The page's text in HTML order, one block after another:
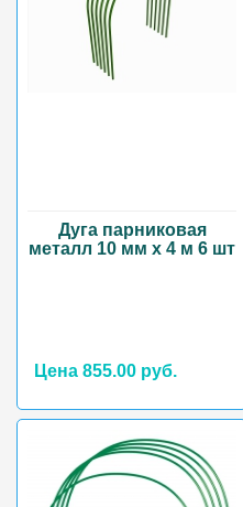
Дуга парниковая
металл 10 мм х 4 м 6 шт
Цена 855.00 руб.